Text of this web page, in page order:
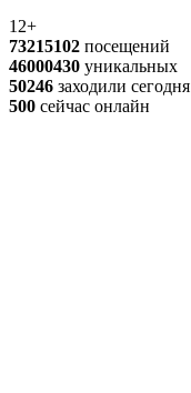
12+
73215102 посещений
46000430 уникальных
50246 заходили сегодня
500 сейчас онлайн